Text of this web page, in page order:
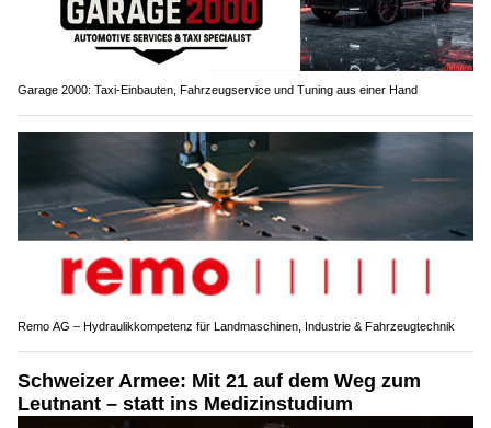
Garage 2000: Taxi-Einbauten, Fahrzeugservice und Tuning aus einer Hand
Remo AG – Hydraulikkompetenz für Landmaschinen, Industrie & Fahrzeugtechnik
Schweizer Armee: Mit 21 auf dem Weg zum
Leutnant – statt ins Medizinstudium